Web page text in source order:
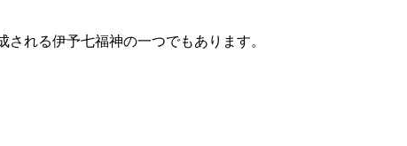
れる伊予七福神の一つでもあります。